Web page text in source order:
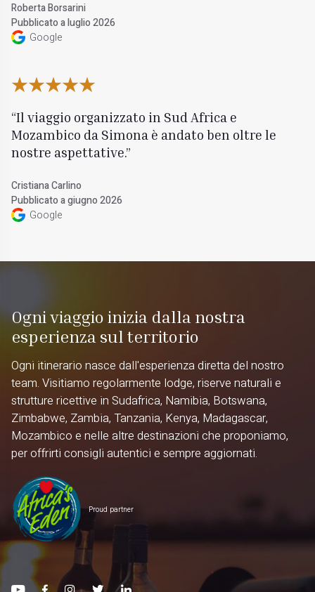
Roberta Borsarini
Pubblicato a luglio 2026
Google
Il viaggio organizzato in Sud Africa e
Mozambico da Simona è andato ben oltre le
nostre aspettative.
Cristiana Carlino
Pubblicato a giugno 2026
Google
Ogni viaggio inizia dalla nostra
esperienza sul territorio
Ogni itinerario nasce dall'esperienza diretta del nostro
team. Visitiamo regolarmente lodge, riserve naturali e
strutture ricettive in Sudafrica, Namibia, Botswana,
Zimbabwe, Zambia, Tanzania, Kenya, Madagascar,
Mozambico e nelle altre destinazioni che proponiamo,
per offrirti consigli autentici e sempre aggiornati.
Proud partner